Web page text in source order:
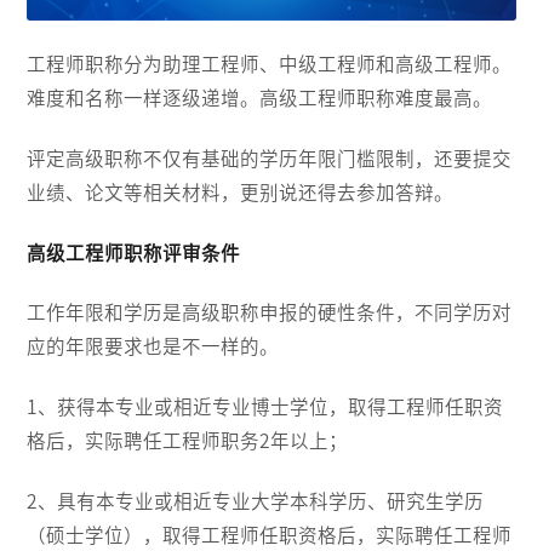
工程师职称分为助理工程师、中级工程师和高级工程师。
难度和名称一样逐级递增。高级工程师职称难度最高。
评定高级职称不仅有基础的学历年限门槛限制，还要提交
业绩、论文等相关材料，更别说还得去参加答辩。
高级工程师职称评审条件
工作年限和学历是高级职称申报的硬性条件，不同学历对
应的年限要求也是不一样的。
1、获得本专业或相近专业博士学位，取得工程师任职资
格后，实际聘任工程师职务2年以上；
2、具有本专业或相近专业大学本科学历、研究生学历
（硕士学位），取得工程师任职资格后，实际聘任工程师